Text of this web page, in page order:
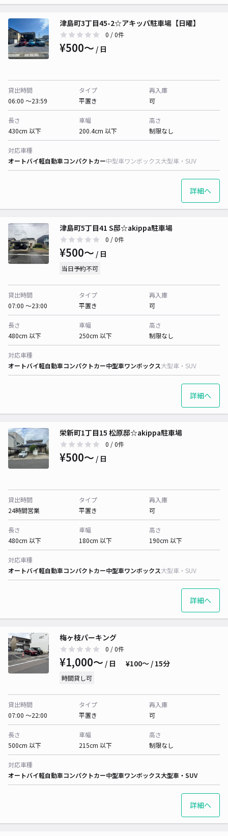
津島町3丁目45-2☆アキッパ駐車場【日曜】
0 / 0件
¥500〜 / 日
貸出時間
06:00 〜23:59
タイプ
平置き
再入庫
可
長さ
430cm 以下
車幅
200.4cm 以下
高さ
制限なし
対応車種
オートバイ軽自動車コンパクトカー中型車ワンボックス大型車・SUV
詳細へ
津島町5丁目41 S邸☆akippa駐車場
0 / 0件
¥500〜 / 日
当日予約不可
貸出時間
07:00 〜23:00
タイプ
平置き
再入庫
可
長さ
480cm 以下
車幅
250cm 以下
高さ
制限なし
対応車種
オートバイ軽自動車コンパクトカー中型車ワンボックス大型車・SUV
詳細へ
栄新町1丁目15 松原邸☆akippa駐車場
0 / 0件
¥500〜 / 日
貸出時間
24時間営業
タイプ
平置き
再入庫
可
長さ
480cm 以下
車幅
180cm 以下
高さ
190cm 以下
対応車種
オートバイ軽自動車コンパクトカー中型車ワンボックス大型車・SUV
詳細へ
梅ヶ枝パーキング
0 / 0件
¥1,000〜 / 日 ¥100〜 / 15分
時間貸し可
貸出時間
07:00 〜22:00
タイプ
平置き
再入庫
可
長さ
500cm 以下
車幅
215cm 以下
高さ
制限なし
対応車種
オートバイ軽自動車コンパクトカー中型車ワンボックス大型車・SUV
詳細へ